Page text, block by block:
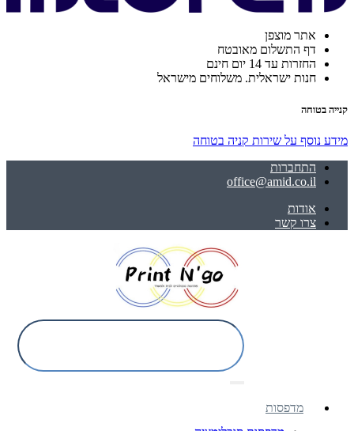
אתר מוצפן
דף התשלום מאובטח
החזרות עד 14 יום חינם
חנות ישראלית. משלוחים מישראל
קנייה בטוחה
מידע נוסף על שירות קניה בטוחה
התחברות
office@amid.co.il
אודות
צרו קשר
מדפסות